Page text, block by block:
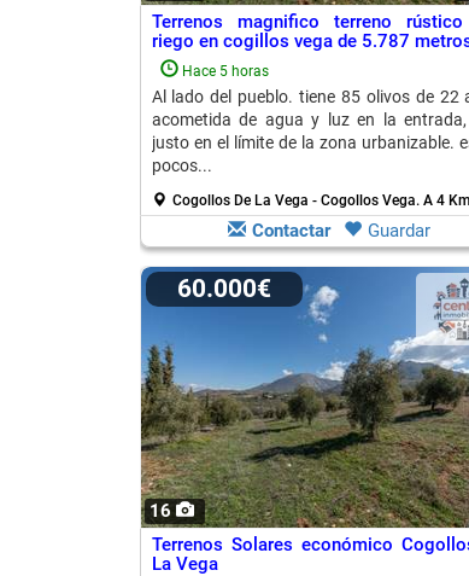
Terrenos magnifico terreno
riego en cogillos vega de 5.787
Hace 5 horas
Al lado del pueblo. tiene 85 olivos de 22
acometida de agua y luz en la
justo en el límite de la zona urbanizable.
pocos...
Cogollos De La Vega - Cogollos Vega. A 4
Contactar Guardar
16
60.000€
Terrenos Solares económico
La Vega